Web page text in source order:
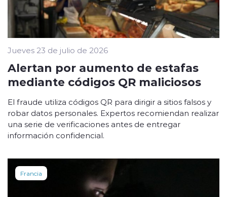
Jueves 23 de julio de 2026
Alertan por aumento de estafas
mediante códigos QR maliciosos
El fraude utiliza códigos QR para dirigir a sitios falsos y
robar datos personales. Expertos recomiendan realizar
una serie de verificaciones antes de entregar
información confidencial.
Francia